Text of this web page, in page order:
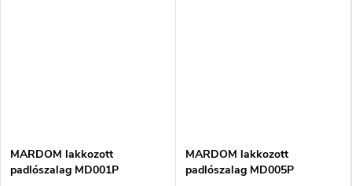
MARDOM lakkozott
padlószalag MD001P
MARDOM lakkozott
padlószalag MD005P